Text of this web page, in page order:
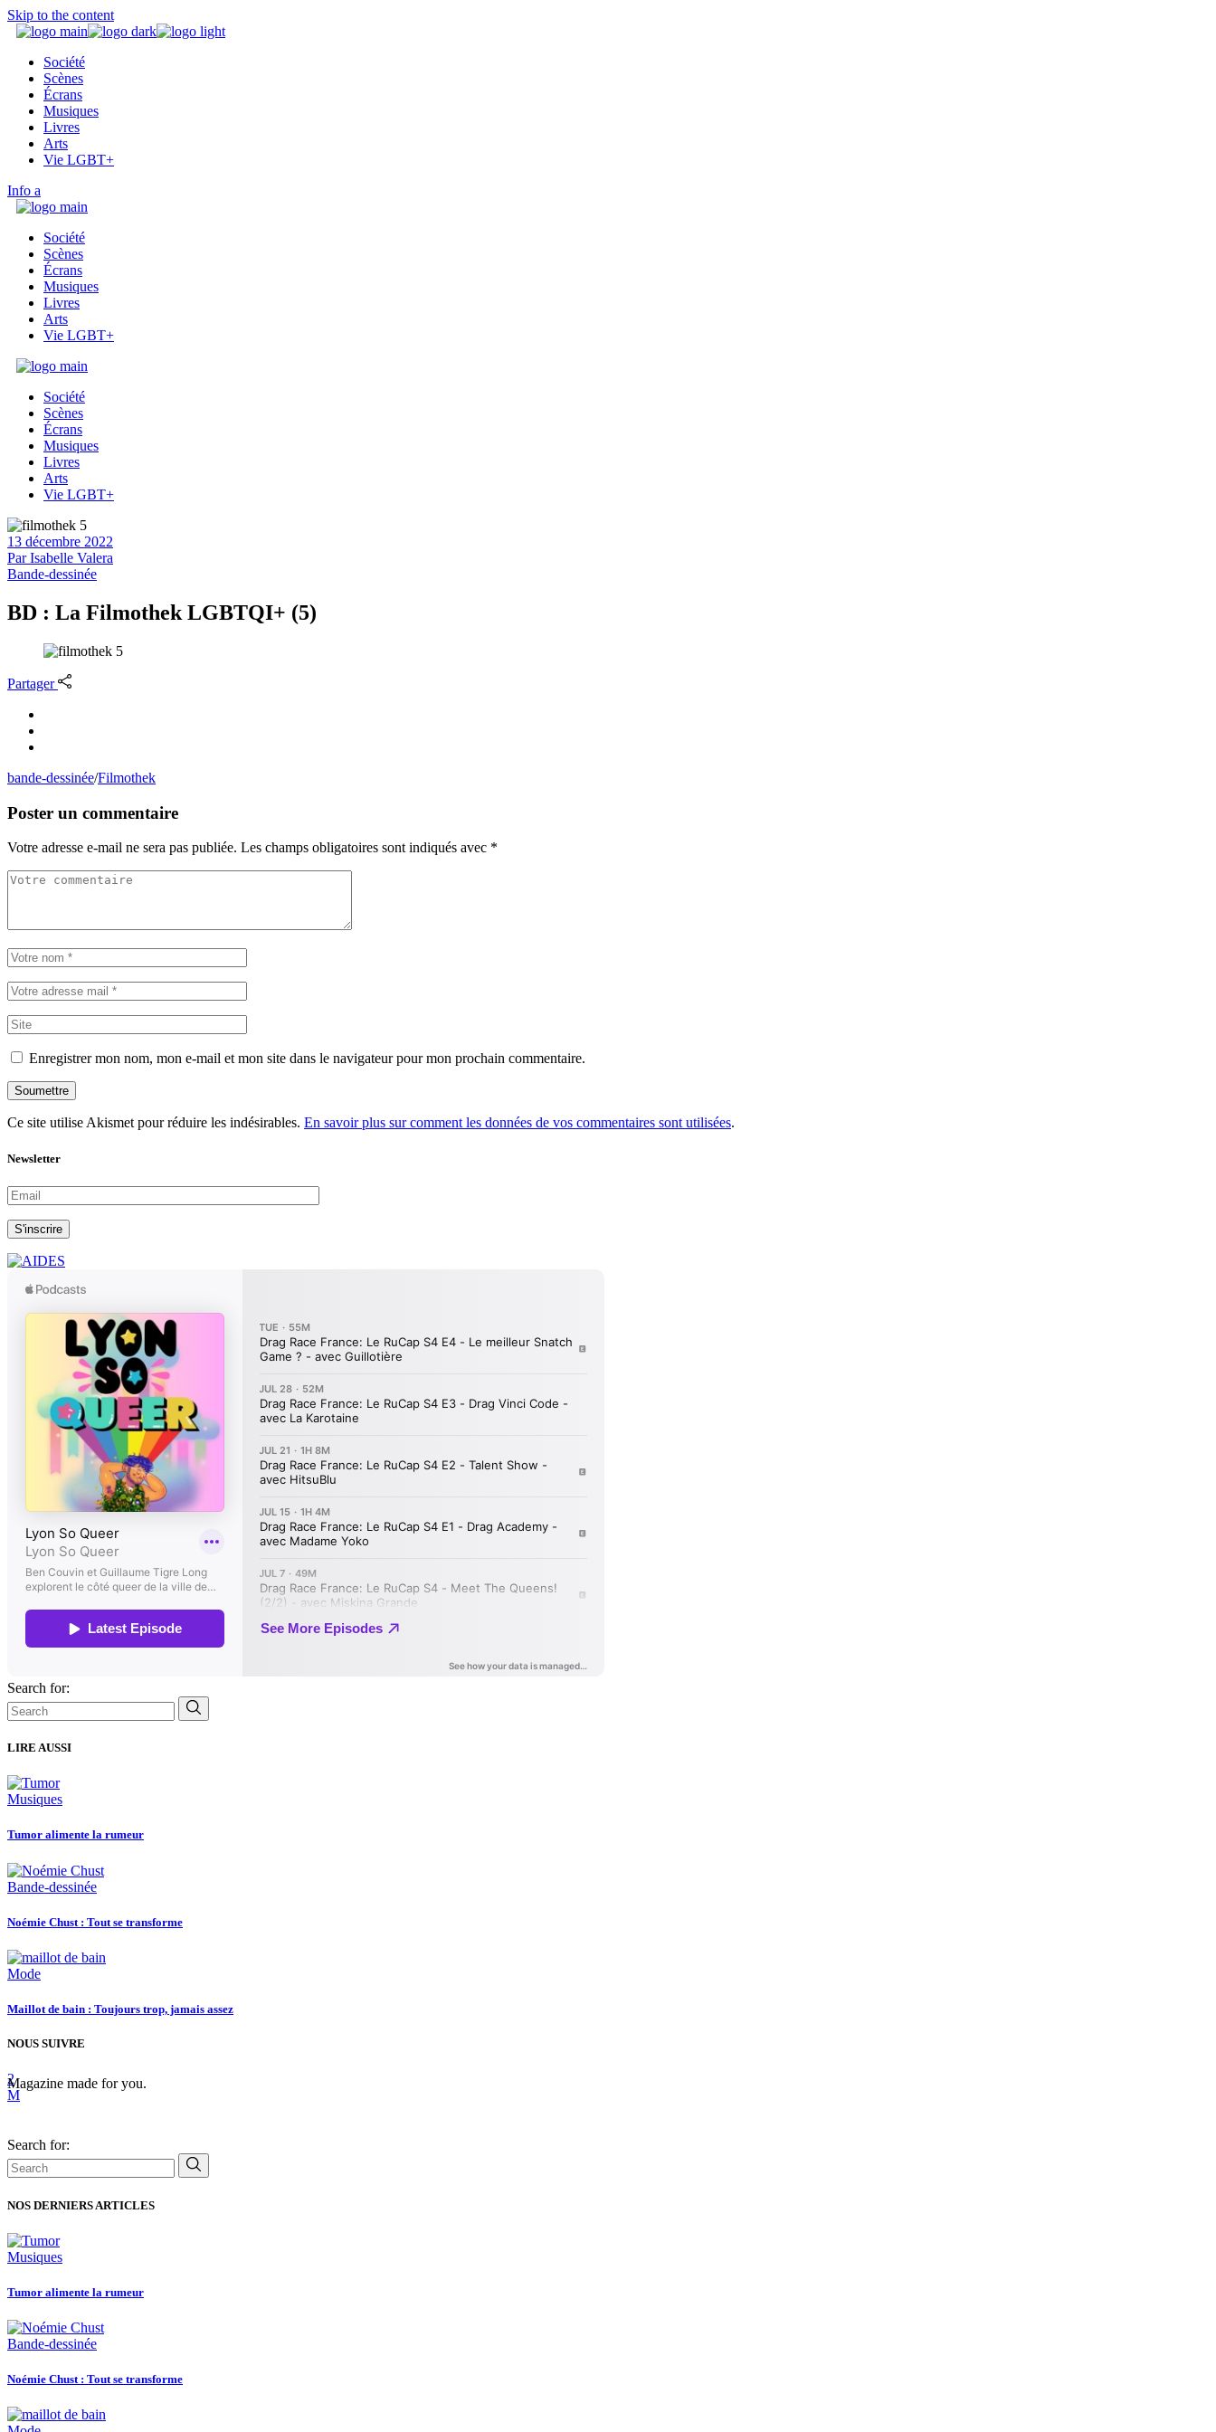
Skip to the content
Société
Scènes
Écrans
Musiques
Livres
Arts
Vie LGBT+
Info
Société
Scènes
Écrans
Musiques
Livres
Arts
Vie LGBT+
Société
Scènes
Écrans
Musiques
Livres
Arts
Vie LGBT+
13 décembre 2022
ParIsabelle Valera
Bande-dessinée
BD : La Filmothek LGBTQI+ (5)
Partager
bande-dessinée/Filmothek
Poster un commentaire
Votre adresse e-mail ne sera pas publiée. Les champs obligatoires sont indiqués avec *
Enregistrer mon nom, mon e-mail et mon site dans le navigateur pour mon prochain commentaire.
Soumettre
Ce site utilise Akismet pour réduire les indésirables. En savoir plus sur comment les données de vos commentaires sont utilisées.
Newsletter
S'inscrire
Search for:
LIRE AUSSI
Musiques
Tumor alimente la rumeur
Bande-dessinée
Noémie Chust : Tout se transforme
Mode
Maillot de bain : Toujours trop, jamais assez
NOUS SUIVRE
Magazine made for you.
Search for:
NOS DERNIERS ARTICLES
Musiques
Tumor alimente la rumeur
Bande-dessinée
Noémie Chust : Tout se transforme